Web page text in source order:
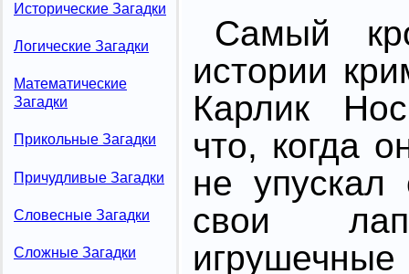
Исторические Загадки
Логические Загадки
Математические
Загадки
Прикольные Загадки
Причудливые Загадки
Словесные Загадки
Сложные Загадки
Самый
истории
Карлик
что, когда
не упускал
свои